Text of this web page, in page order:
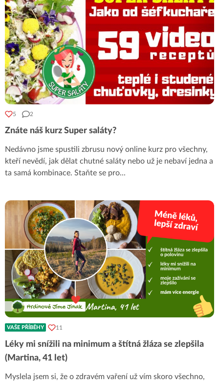
5 2
Znáte náš kurz Super saláty?
Nedávno jsme spustili zbrusu nový online kurz pro všechny,
kteří nevědí, jak dělat chutné saláty nebo už je nebaví jedna a
ta samá kombinace. Staňte se pro...
VAŠE PŘÍBĚHY 11
Léky mi snížili na minimum a štítná žláza se zlepšila
(Martina, 41 let)
Myslela jsem si, že o zdravém vaření už vím skoro všechno,